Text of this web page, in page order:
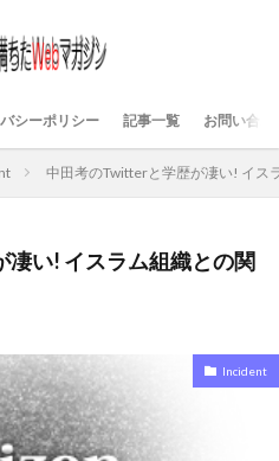
シーポリシー 記事一覧 お問い合わ
中田考のTwitterと学歴が凄い! イス
い! イスラム組織との関
Incident